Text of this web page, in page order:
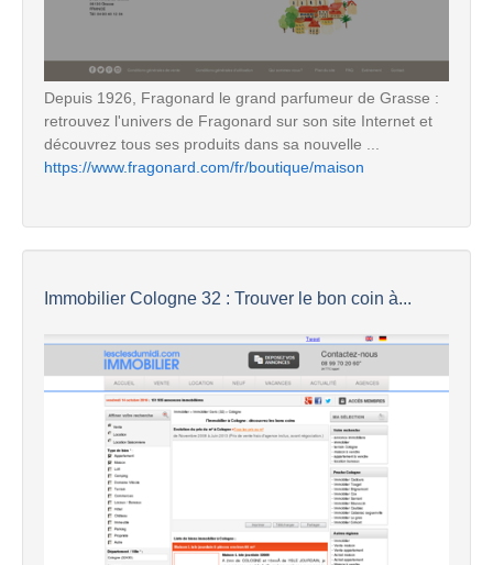
Depuis 1926, Fragonard le grand parfumeur de Grasse :
retrouvez l'univers de Fragonard sur son site Internet et
découvrez tous ses produits dans sa nouvelle ...
https://www.fragonard.com/fr/boutique/maison
Immobilier Cologne 32 : Trouver le bon coin à...